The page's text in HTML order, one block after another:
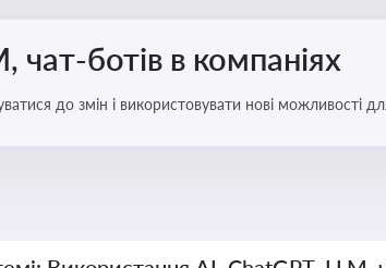
чат-ботів в компаніях
до змін і використовувати нові можливості